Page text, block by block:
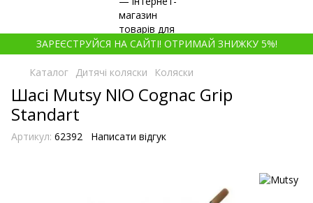
ЗАРЕЄСТРУЙСЯ НА САЙТІ! ОТРИМАЙ ЗНИЖКУ 5%!
Каталог Дитячі коляски Коляски
Шасі Mutsy NIO Cognac Grip
Standart
Артикул: 62392 Написати відгук